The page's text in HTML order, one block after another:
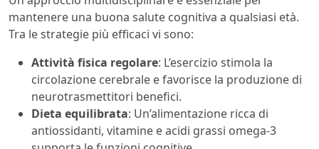
mantenere una buona salute cognitiva a qualsiasi età.
Tra le strategie più efficaci vi sono:
Attività fisica regolare: L’esercizio stimola la
circolazione cerebrale e favorisce la produzione di
neurotrasmettitori benefici.
Dieta equilibrata: Un’alimentazione ricca di
antiossidanti, vitamine e acidi grassi omega-3